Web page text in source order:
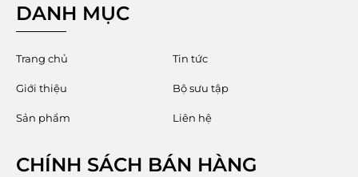
DANH MỤC
Trang chủ Tin tức
Giới thiệu Bộ sưu tập
Sản phẩm Liên hệ
CHÍNH SÁCH BÁN HÀNG